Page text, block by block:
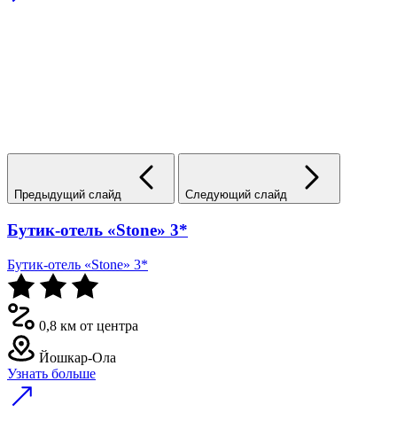
Предыдущий слайд Следующий слайд
Бутик-отель «Stone» 3*
Бутик-отель «Stone» 3*
0,8 км от центра
Йошкар-Ола
Узнать больше